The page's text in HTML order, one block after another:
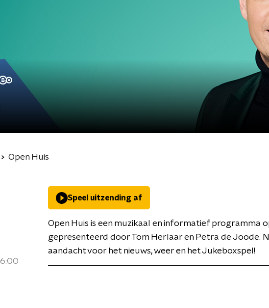
Open Huis
Speel uitzending af
Open Huis is een muzikaal en informatief programma
gepresenteerd door Tom Herlaar en Petra de Joode.
aandacht voor het nieuws, weer en het Jukeboxspel!